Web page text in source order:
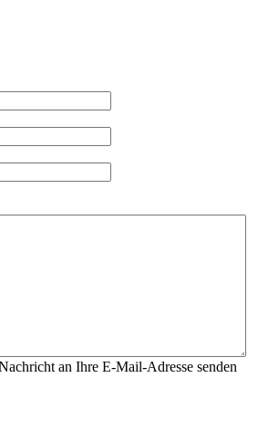
an Ihre E-Mail-Adresse senden